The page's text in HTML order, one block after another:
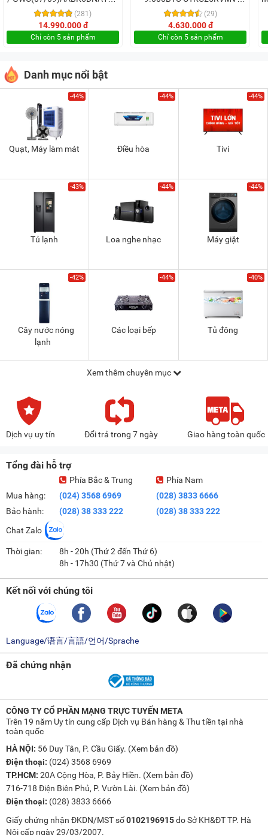
(1 nóng, 2 lạnh)
(281)
14.990.000 đ
Chỉ còn 5 sản phẩm
(Chưa kèm cục nóng)
(29)
4.630.000 đ
Chỉ còn 5 sản phẩm
Danh mục nổi bật
-44%
Quạt, Máy làm mát
-44%
Điều hòa
-44%
Tivi
-43%
Tủ lạnh
-44%
Loa nghe nhạc
-44%
Máy giặt
-42%
Cây nước nóng
lạnh
-44%
Các loại bếp
-40%
Tủ đông
Xem thêm chuyên mục
Dịch vụ uy tín Đổi trả trong 7 ngày Giao hàng toàn quốc
Tổng đài hỗ trợ
Mua hàng:
Bảo hành:
Phía Bắc & Trung
(024) 3568 6969
(028) 38 333 222
Phía Nam
(028) 3833 6666
(028) 38 333 222
Chat Zalo
Thời gian:
8h - 20h (Thứ 2 đến Thứ 6)
8h - 17h30 (Thứ 7 và Chủ nhật)
Kết nối với chúng tôi
Language/语言/言語/언어/Sprache
Đã chứng nhận
CÔNG TY CỔ PHẦN MẠNG TRỰC TUYẾN META
Trên 19 năm Uy tín cung cấp Dịch vụ Bán hàng & Thu tiền tại nhà
toàn quốc
HÀ NỘI: 56 Duy Tân, P. Cầu Giấy. (Xem bản đồ)
Điện thoại: (024) 3568 6969
TP.HCM: 20A Cộng Hòa, P. Bảy Hiền. (Xem bản đồ)
716-718 Điện Biên Phủ, P. Vườn Lài. (Xem bản đồ)
Điện thoại: (028) 3833 6666
Giấy chứng nhận ĐKDN/MST số0102196915do Sở KH&ĐT TP. Hà
Nội cấp ngày 29/03/2007.